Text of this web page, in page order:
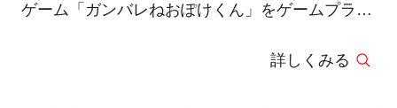
ゲーム「ガンバレねおぽけくん」をゲームプラン
3DRPGゲームをゲームプランナーとして開発。
詳しくみる